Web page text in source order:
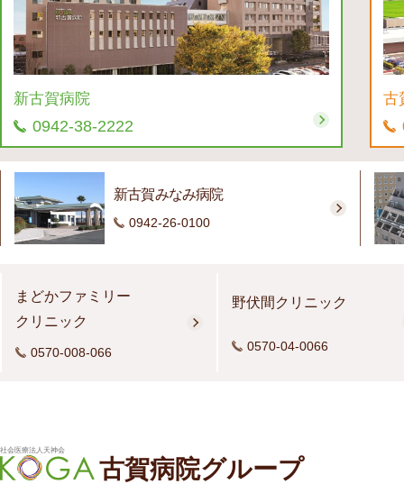
新古賀病院
0942-38-2222
古
新古賀みなみ病院
0942-26-0100
まどかファミリー
クリニック
0570-008-066
野伏間クリニック
0570-04-0066
社会医療法人天神会
古賀病院グループ